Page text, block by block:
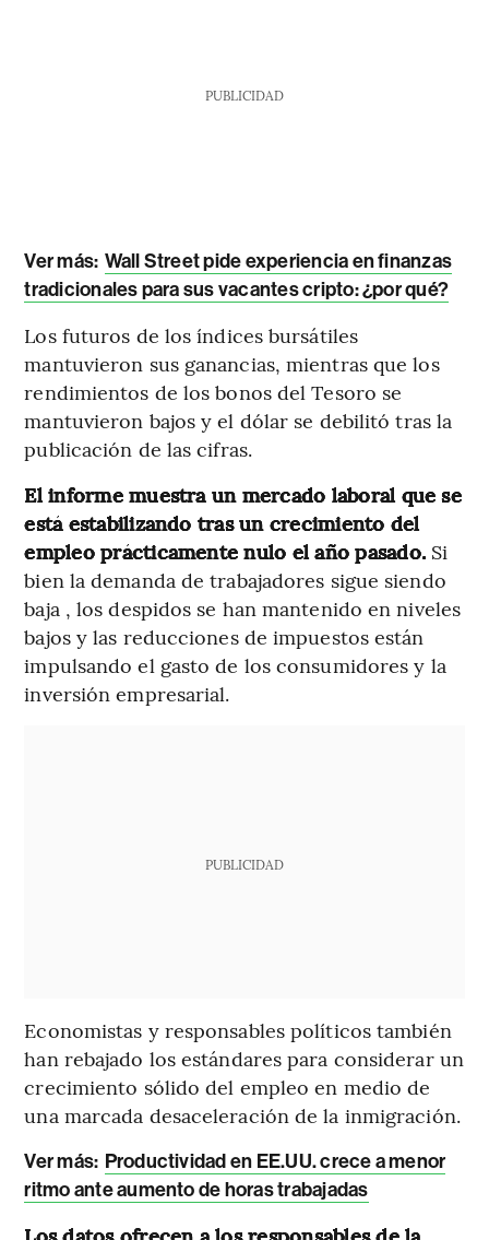
PUBLICIDAD
Ver más: Wall Street pide experiencia en finanzas
tradicionales para sus vacantes cripto: ¿por qué?
Los futuros de los índices bursátiles
mantuvieron sus ganancias, mientras que los
rendimientos de los bonos del Tesoro se
mantuvieron bajos y el dólar se debilitó tras la
publicación de las cifras.
El informe muestra un mercado laboral que se
está estabilizando tras un crecimiento del
empleo prácticamente nulo el año pasado. Si
bien la demanda de trabajadores sigue siendo
baja , los despidos se han mantenido en niveles
bajos y las reducciones de impuestos están
impulsando el gasto de los consumidores y la
inversión empresarial.
PUBLICIDAD
Economistas y responsables políticos también
han rebajado los estándares para considerar un
crecimiento sólido del empleo en medio de
una marcada desaceleración de la inmigración.
Ver más: Productividad en EE.UU. crece a menor
ritmo ante aumento de horas trabajadas